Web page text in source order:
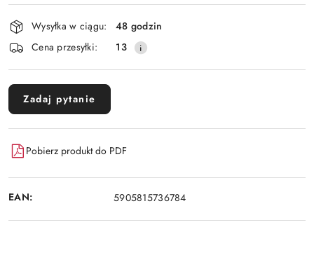
Dostępność
i
dostawa
Wysyłka w ciągu:
48 godzin
Cena przesyłki:
13
Zadaj pytanie
Pobierz produkt do PDF
EAN: 5905815736784